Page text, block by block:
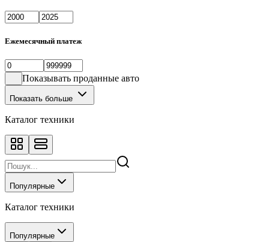
Ежемесячный платеж
Показывать проданные авто
Показать больше
Каталог техники
Популярные
Каталог техники
Популярные